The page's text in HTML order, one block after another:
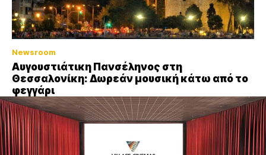
Newsroom
Αυγουστιάτικη Πανσέληνος στη
Θεσσαλονίκη: Δωρεάν μουσική κάτω από το
φεγγάρι